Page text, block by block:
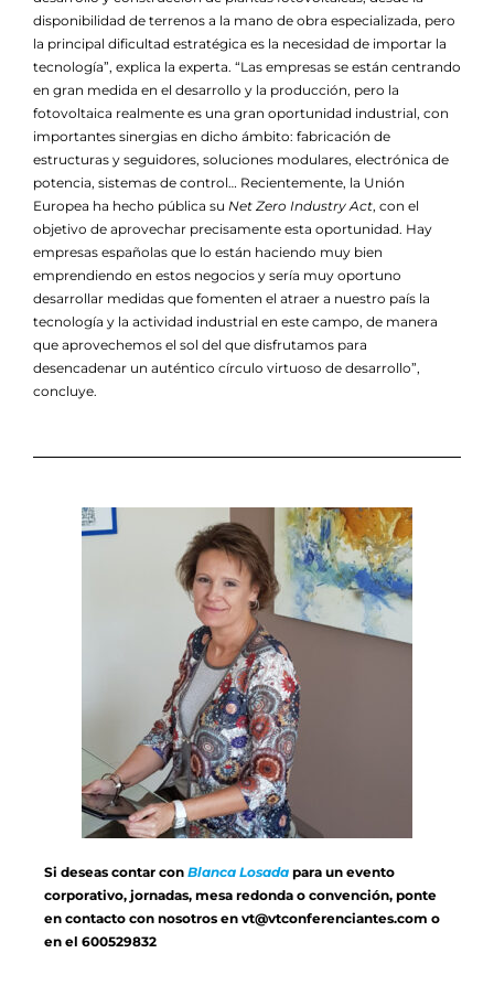
disponibilidad de terrenos a la mano de obra especializada, pero
la principal dificultad estratégica es la necesidad de importar la
tecnología”, explica la experta. “Las empresas se están centrando
en gran medida en el desarrollo y la producción, pero la
fotovoltaica realmente es una gran oportunidad industrial, con
importantes sinergias en dicho ámbito: fabricación de
estructuras y seguidores, soluciones modulares, electrónica de
potencia, sistemas de control… Recientemente, la Unión
Europea ha hecho pública su Net Zero Industry Act, con el
objetivo de aprovechar precisamente esta oportunidad. Hay
empresas españolas que lo están haciendo muy bien
emprendiendo en estos negocios y sería muy oportuno
desarrollar medidas que fomenten el atraer a nuestro país la
tecnología y la actividad industrial en este campo, de manera
que aprovechemos el sol del que disfrutamos para
desencadenar un auténtico círculo virtuoso de desarrollo”,
concluye.
Si deseas contar con Blanca Losada para un evento
corporativo, jornadas, mesa redonda o convención, ponte
en contacto con nosotros en vt@vtconferenciantes.com o
en el 600529832